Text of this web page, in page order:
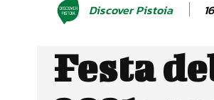
Discover Pistoia
Festa